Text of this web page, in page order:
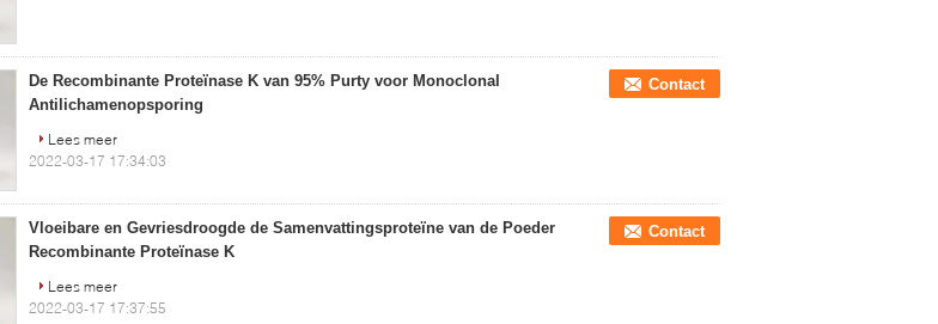
De Recombinante Proteïnase K van 95% Purty voor Monoclonal
Antilichamenopsporing
Contact
Lees meer
2022-03-17 17:34:03
Vloeibare en Gevriesdroogde de Samenvattingsproteïne van de Poeder
Recombinante Proteïnase K
Contact
Lees meer
2022-03-17 17:37:55